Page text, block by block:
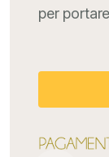
per